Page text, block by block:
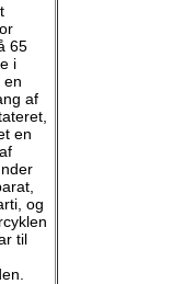
65
i
en
af
en
og
til